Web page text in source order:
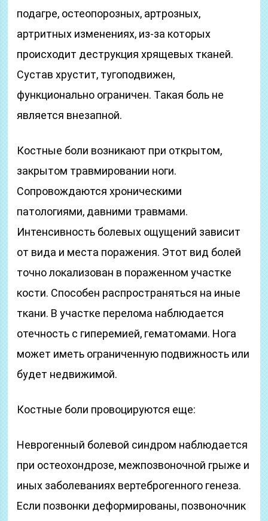
подагре, остеопорозных, артрозных,
артритных изменениях, из-за которых
происходит деструкция хрящевых тканей.
Сустав хрустит, тугоподвижен,
функционально ограничен. Такая боль не
является внезапной.
Костные боли возникают при открытом,
закрытом травмировании ноги.
Сопровождаются хроническими
патологиями, давними травмами.
Интенсивность болевых ощущений зависит
от вида и места поражения. Этот вид болей
точно локализован в пораженном участке
кости. Способен распространяться на иные
ткани. В участке перелома наблюдается
отечность с гиперемией, гематомами. Нога
может иметь ограниченную подвижность или
будет недвижимой.
Костные боли провоцируются еще:
Неврогенный болевой синдром наблюдается
при остеохондрозе, межпозвоночной грыже и
иных заболеваниях вертеброгенного генеза.
Если позвонки деформированы, позвоночник